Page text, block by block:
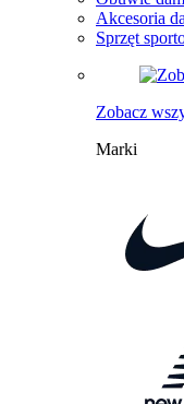
Akcesoria
Sprzęt
Zobacz
Marki